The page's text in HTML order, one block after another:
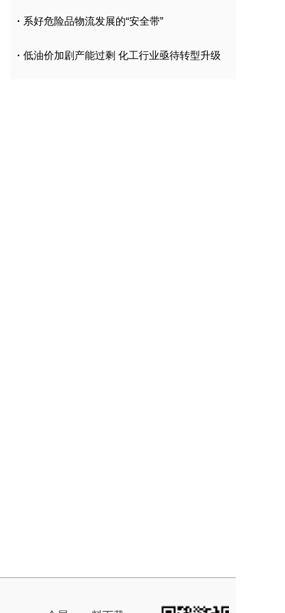
· 系好危险品物流发展的“安全带”
· 低油价加剧产能过剩 化工行业亟待转型升级